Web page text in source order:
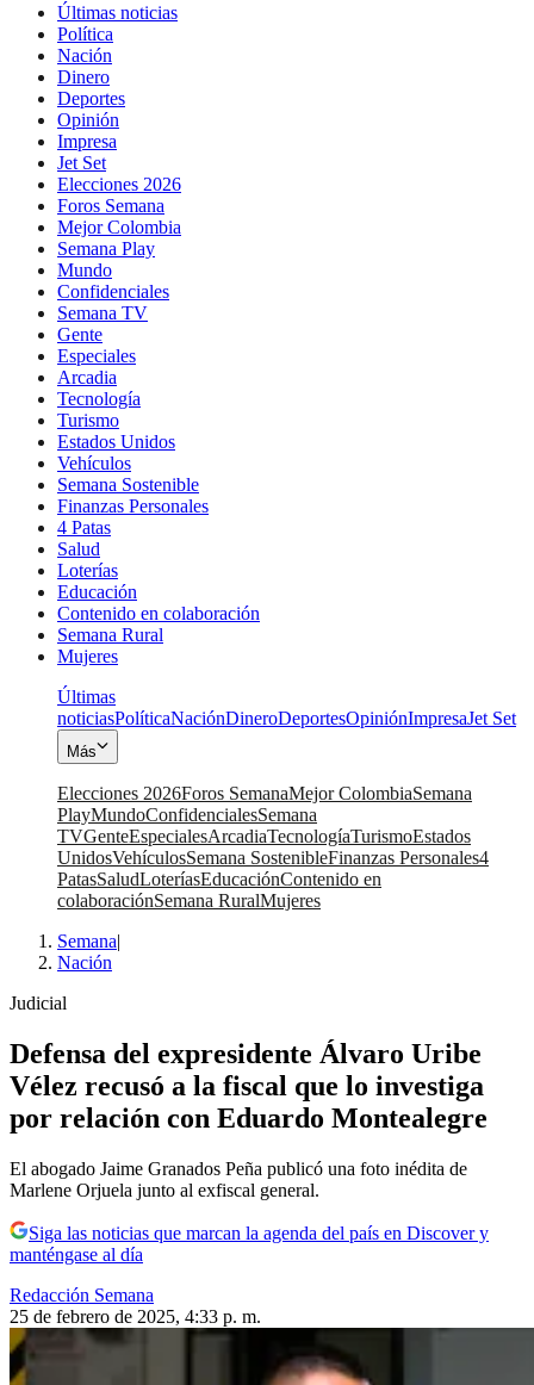
Últimas noticias
Política
Nación
Dinero
Deportes
Opinión
Impresa
Jet Set
Elecciones 2026
Foros Semana
Mejor Colombia
Semana Play
Mundo
Confidenciales
Semana TV
Gente
Especiales
Arcadia
Tecnología
Turismo
Estados Unidos
Vehículos
Semana Sostenible
Finanzas Personales
4 Patas
Salud
Loterías
Educación
Contenido en colaboración
Semana Rural
Mujeres
Últimas
noticiasPolíticaNaciónDineroDeportesOpiniónImpresaJet Set
Más
Elecciones 2026Foros SemanaMejor ColombiaSemana
PlayMundoConfidencialesSemana
TVGenteEspecialesArcadiaTecnologíaTurismoEstados
UnidosVehículosSemana SostenibleFinanzas Personales4
PatasSaludLoteríasEducaciónContenido en
colaboraciónSemana RuralMujeres
Semana|
Nación
Judicial
Defensa del expresidente Álvaro Uribe
Vélez recusó a la fiscal que lo investiga
por relación con Eduardo Montealegre
El abogado Jaime Granados Peña publicó una foto inédita de
Marlene Orjuela junto al exfiscal general.
Siga las noticias que marcan la agenda del país en Discover y
manténgase al día
Redacción Semana
25 de febrero de 2025, 4:33 p. m.